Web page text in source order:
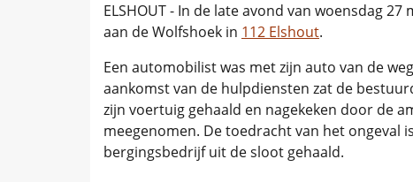
ELSHOUT - In de late avond van woensdag
aan de Wolfshoek in 112 Elshout.
Een automobilist was met zijn auto van de
aankomst van de hulpdiensten zat de
zijn voertuig gehaald en nagekeken door de
meegenomen. De toedracht van het ongeval
bergingsbedrijf uit de sloot gehaald.